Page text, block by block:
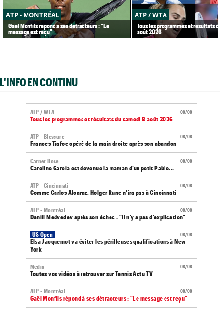
ATP - MONTRÉAL
Gaël Monfils répond à ses détracteurs : "Le
message est reçu"
ATP / WTA
Tous les programmes et résultats
août 2026
L'INFO EN CONTINU
08/08
ATP / WTA
Tous les programmes et résultats du samedi 8 août 2026
08/08
ATP - Blessure
Frances Tiafoe opéré de la main droite après son abandon
08/08
Carnet Rose
Caroline Garcia est devenue la maman d’un petit Pablo...
08/08
ATP - Cincinnati
Comme Carlos Alcaraz, Holger Rune n'ira pas à Cincinnati
08/08
ATP - Montréal
Daniil Medvedev après son échec : "Il n’y a pas d’explication"
08/08
US Open
Elsa Jacquemot va éviter les périlleuses qualifications à New
York
08/08
Média
Toutes vos vidéos à retrouver sur Tennis Actu TV
08/08
ATP - Montréal
Gaël Monfils répond à ses détracteurs : "Le message est reçu"